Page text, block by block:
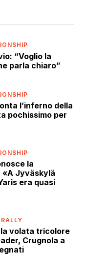
“Voglio la
parla chiaro”
l’inferno della
pochissimo per
la
Jyväskylä
era quasi
la volata tricolore
Crugnola a